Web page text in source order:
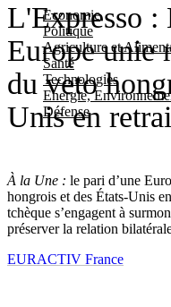
Economie
Politique
Agriculture et
Santé
Technologies
Energie,
Défense
L'Expresso :
Europe unie
du veto
Unis en
À la Une : le pari d’une
hongrois et des États-Unis
tchèque s’engagent à
préserver la relation
EURACTIV France